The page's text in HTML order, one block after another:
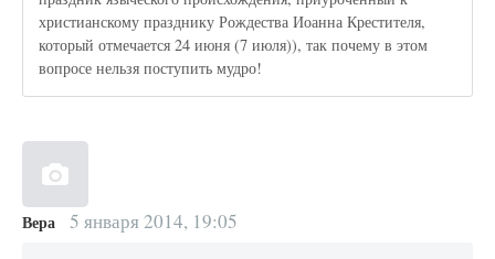
христианскому празднику Рождества Иоанна Крестителя,
который отмечается 24 июня (7 июля)), так почему в этом
вопросе нельзя поступить мудро!
Вера 5 января 2014, 19:05